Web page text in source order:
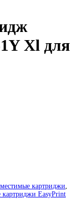
Xl для
картриджи
EasyPrint